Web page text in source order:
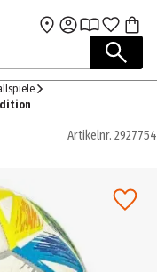
Artikelnr. 2927754